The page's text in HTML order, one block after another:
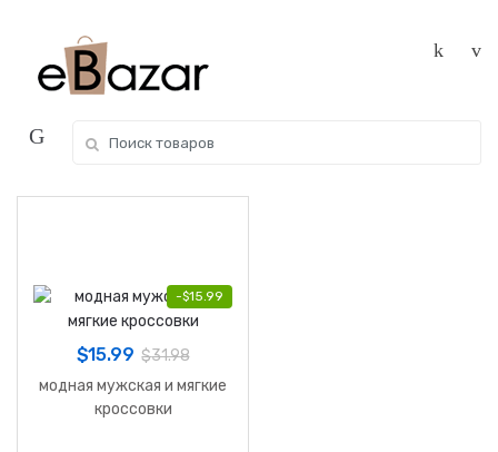
navigation
content
for:
-$15.99
$15.99 $31.98
модная мужская и мягкие
кроссовки